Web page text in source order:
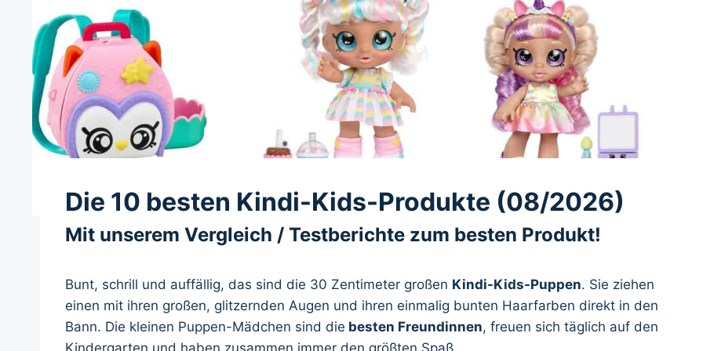
Die 10 besten Kindi-Kids-Produkte (08/2026)
Mit unserem Vergleich / Testberichte zum besten Produkt!
Bunt, schrill und auffällig, das sind die 30 Zentimeter großen Kindi-Kids-Puppen. Sie ziehen
einen mit ihren großen, glitzernden Augen und ihren einmalig bunten Haarfarben direkt in den
Bann. Die kleinen Puppen-Mädchen sind die besten Freundinnen, freuen sich täglich auf den